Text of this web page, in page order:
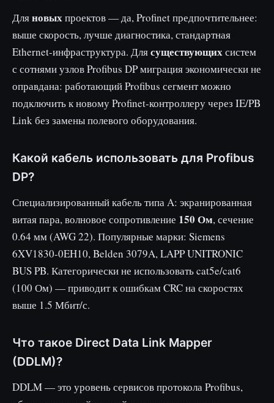
Дляновыхпроектов — да, Profinet предпочтительнее:
выше скорость, лучше диагностика, стандартная
Ethernet-инфраструктура. Длясуществующихсистем
с сотнями узлов Profibus DP миграция экономически не
оправдана: работающий Profibus сегмент можно
подключить к новому Profinet-контроллеру через IE/PB
Link без замены полевого оборудования.
Какой кабель использовать для Profibus
DP?
Специализированный кабель типа A: экранированная
витая пара, волновое сопротивление 150 Ом, сечение
0.64 мм (AWG 22). Популярные марки: Siemens
6XV1830-0EH10, Belden 3079A, LAPP UNITRONIC
BUS PB. Категорически не использовать cat5e/cat6
(100 Ом) — приводит к ошибкам CRC на скоростях
выше 1.5 Мбит/с.
Что такое Direct Data Link Mapper
(DDLM)?
DDLM — это уровень сервисов протокола Profibus,